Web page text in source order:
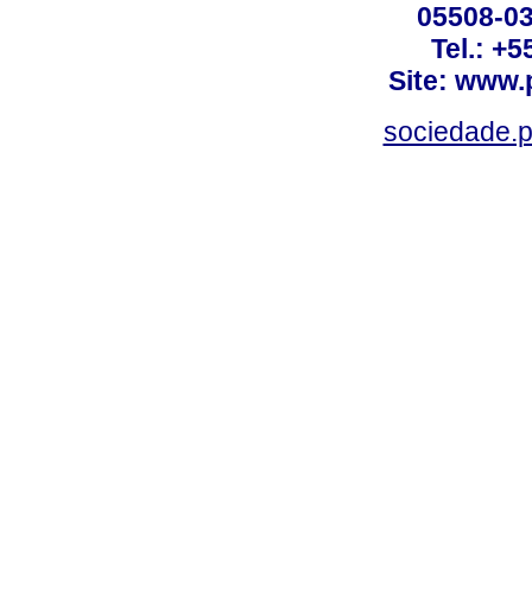
05508-
Tel.:
Site: